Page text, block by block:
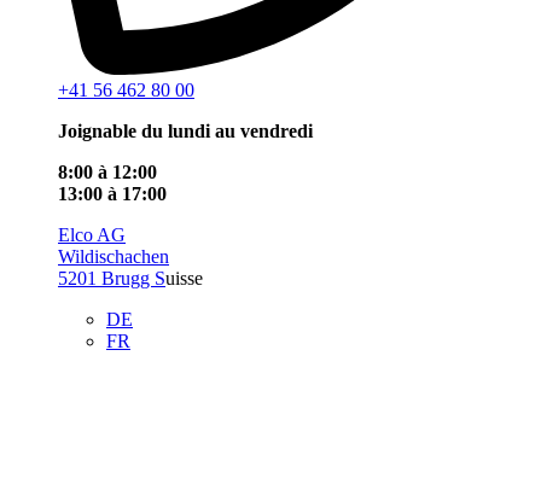
+41 56 462 80 00
Joignable du lundi au vendredi
8:00 à 12:00
13:00 à 17:00
Elco AG
Wildischachen
5201 Brugg Suisse
DE
FR